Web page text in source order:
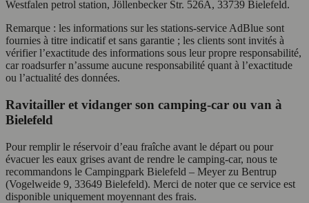
Westfalen petrol station, Jöllenbecker Str. 526A, 33739 Bielefeld.
Remarque : les informations sur les stations-service AdBlue sont
fournies à titre indicatif et sans garantie ; les clients sont invités à
vérifier l’exactitude des informations sous leur propre responsabilité,
car roadsurfer n’assume aucune responsabilité quant à l’exactitude
ou l’actualité des données.
Ravitailler et vidanger son camping-car ou van à
Bielefeld
Pour remplir le réservoir d’eau fraîche avant le départ ou pour
évacuer les eaux grises avant de rendre le camping-car, nous te
recommandons le Campingpark Bielefeld – Meyer zu Bentrup
(Vogelweide 9, 33649 Bielefeld). Merci de noter que ce service est
disponible uniquement moyennant des frais.